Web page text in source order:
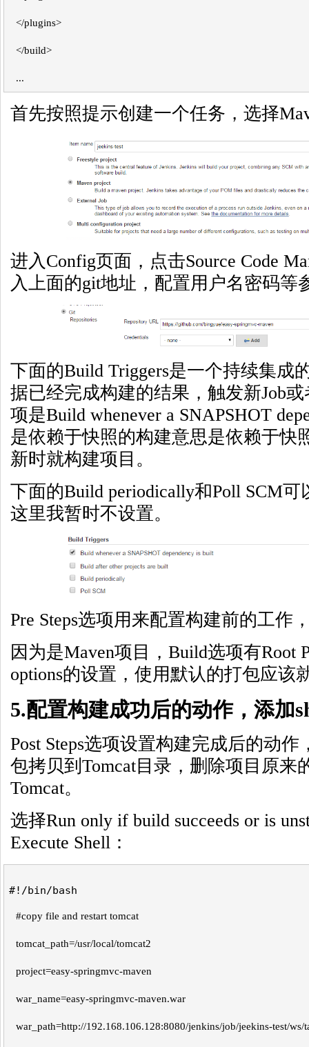
</plugins>
</build>
...
首先按照提示创建一个任务，选择
进入Config页面，点击Source Code
入上面的git地址，配置用户名密码等
下面的Build Triggers是一个持续集成
据已经完成构建的结果，触发新Job
项是Build whenever a SNAPSHOT
是依赖于快照的构建意思是依赖于快
新时就构建项目。
下面的Build periodically和Poll SCM
这里我暂时不设置。
Pre Steps选项用来配置构建前的工作
因为是Maven项目，Build选项有Root
options的设置，使用默认的打包应该
5.配置构建成功后的动作，添加
Post Steps选项设置构建完成后的动
包拷贝到Tomcat目录，删除项目原来
Tomcat。
选择Run only if build succeeds or is
Execute Shell：
#!/bin/bash
#copy file and restart tomcat
tomcat_path=/usr/local/tomcat2
project=easy-springmvc-maven
war_name=easy-springmvc-maven.war
war_path=http://192.168.106.128:8080/jenkins/job/jeekins-test/ws/